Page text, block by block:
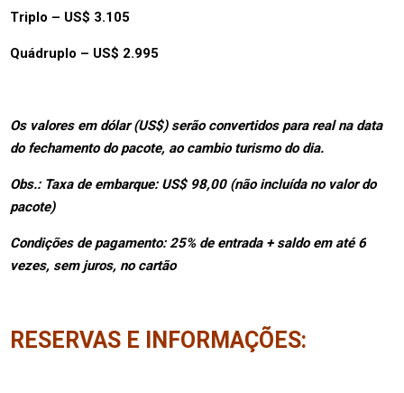
Triplo – US$ 3.105
Quádruplo – US$ 2.995
Os valores em dólar (US$) serão convertidos para real na data
do fechamento do pacote, ao cambio turismo do dia.
Obs.: Taxa de embarque: US$ 98,00 (não incluída no valor do
pacote)
Condições de pagamento: 25% de entrada + saldo em até 6
vezes, sem juros, no cartão
RESERVAS E INFORMAÇÕES: